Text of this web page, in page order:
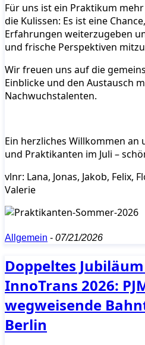
Für uns ist ein Praktikum
die Kulissen: Es ist eine
Erfahrungen weiterzugeben
und frische Perspektiven
Wir freuen uns auf die
Einblicke und den Austausch
Nachwuchstalenten.
Ein herzliches Willkommen
und Praktikanten im Juli –
vlnr: Lana, Jonas, Jakob, Felix,
Valerie
Allgemein - 07/21/2026
Doppeltes
InnoTrans 2026:
wegweisende
Berlin